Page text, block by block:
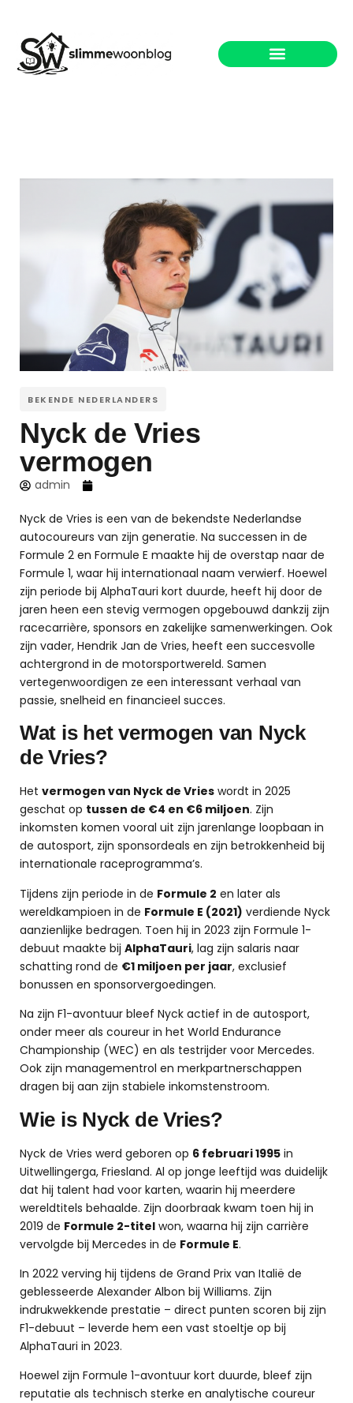
BEKENDE NEDERLANDERS
Nyck de Vries
vermogen
admin
Nyck de Vries is een van de bekendste Nederlandse
autocoureurs van zijn generatie. Na successen in de
Formule 2 en Formule E maakte hij de overstap naar de
Formule 1, waar hij internationaal naam verwierf. Hoewel
zijn periode bij AlphaTauri kort duurde, heeft hij door de
jaren heen een stevig vermogen opgebouwd dankzij zijn
racecarrière, sponsors en zakelijke samenwerkingen. Ook
zijn vader, Hendrik Jan de Vries, heeft een succesvolle
achtergrond in de motorsportwereld. Samen
vertegenwoordigen ze een interessant verhaal van
passie, snelheid en financieel succes.
Wat is het vermogen van Nyck
de Vries?
Het vermogen van Nyck de Vries wordt in 2025
geschat op tussen de €4 en €6 miljoen. Zijn
inkomsten komen vooral uit zijn jarenlange loopbaan in
de autosport, zijn sponsordeals en zijn betrokkenheid bij
internationale raceprogramma’s.
Tijdens zijn periode in de Formule 2 en later als
wereldkampioen in de Formule E (2021) verdiende Nyck
aanzienlijke bedragen. Toen hij in 2023 zijn Formule 1-
debuut maakte bij AlphaTauri, lag zijn salaris naar
schatting rond de €1 miljoen per jaar, exclusief
bonussen en sponsorvergoedingen.
Na zijn F1-avontuur bleef Nyck actief in de autosport,
onder meer als coureur in het World Endurance
Championship (WEC) en als testrijder voor Mercedes.
Ook zijn managementrol en merkpartnerschappen
dragen bij aan zijn stabiele inkomstenstroom.
Wie is Nyck de Vries?
Nyck de Vries werd geboren op 6 februari 1995 in
Uitwellingerga, Friesland. Al op jonge leeftijd was duidelijk
dat hij talent had voor karten, waarin hij meerdere
wereldtitels behaalde. Zijn doorbraak kwam toen hij in
2019 de Formule 2-titel won, waarna hij zijn carrière
vervolgde bij Mercedes in de Formule E.
In 2022 verving hij tijdens de Grand Prix van Italië de
geblesseerde Alexander Albon bij Williams. Zijn
indrukwekkende prestatie – direct punten scoren bij zijn
F1-debuut – leverde hem een vast stoeltje op bij
AlphaTauri in 2023.
Hoewel zijn Formule 1-avontuur kort duurde, bleef zijn
reputatie als technisch sterke en analytische coureur